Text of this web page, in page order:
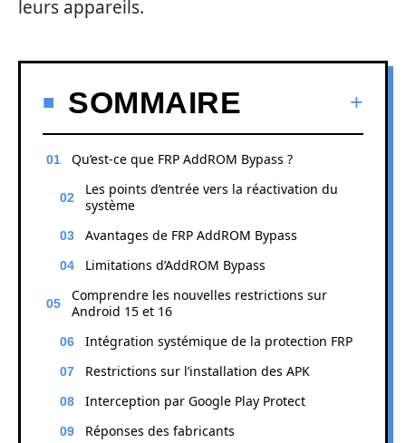
leurs appareils.
SOMMAIRE
Qu’est-ce que FRP AddROM Bypass ?
Les points d’entrée vers la réactivation du
système
Avantages de FRP AddROM Bypass
Limitations d’AddROM Bypass
Comprendre les nouvelles restrictions sur
Android 15 et 16
Intégration systémique de la protection FRP
Restrictions sur l’installation des APK
Interception par Google Play Protect
Réponses des fabricants